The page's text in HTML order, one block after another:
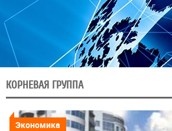
КОРНЕВАЯ ГРУППА
Экономика